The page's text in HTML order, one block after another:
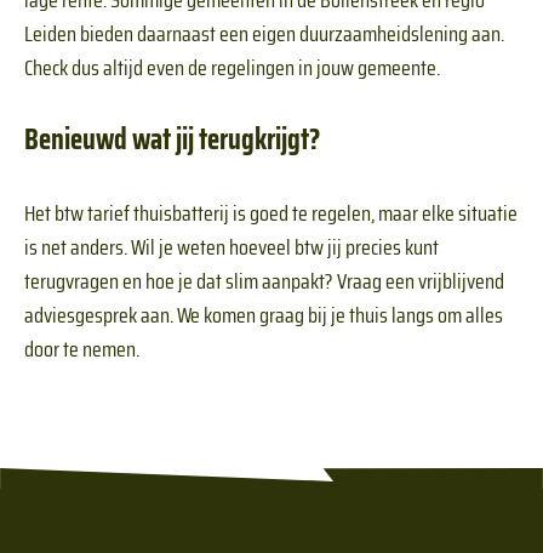
Leiden bieden daarnaast een eigen duurzaamheidslening aan.
Check dus altijd even de regelingen in jouw gemeente.
Benieuwd wat jij terugkrijgt?
Het btw tarief thuisbatterij is goed te regelen, maar elke situatie
is net anders. Wil je weten hoeveel btw jij precies kunt
terugvragen en hoe je dat slim aanpakt? Vraag een vrijblijvend
adviesgesprek aan. We komen graag bij je thuis langs om alles
door te nemen.